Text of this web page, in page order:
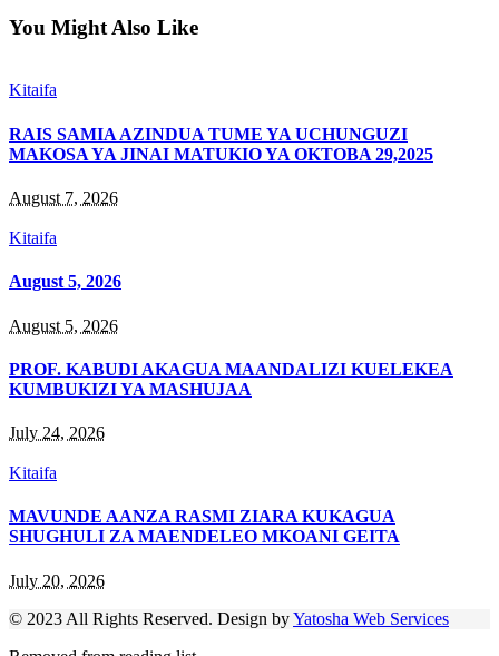
You Might Also Like
Kitaifa
RAIS SAMIA AZINDUA TUME YA UCHUNGUZI
MAKOSA YA JINAI MATUKIO YA OKTOBA 29,2025
August 7, 2026
Kitaifa
August 5, 2026
August 5, 2026
PROF. KABUDI AKAGUA MAANDALIZI KUELEKEA
KUMBUKIZI YA MASHUJAA
July 24, 2026
Kitaifa
MAVUNDE AANZA RASMI ZIARA KUKAGUA
SHUGHULI ZA MAENDELEO MKOANI GEITA
July 20, 2026
© 2023 All Rights Reserved. Design byYatosha Web Services